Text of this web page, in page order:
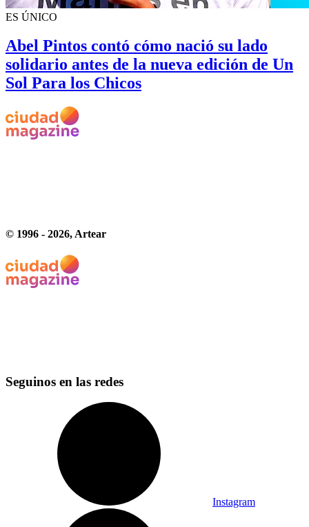
ES ÚNICO
Abel Pintos contó cómo nació su lado
solidario antes de la nueva edición de Un
Sol Para los Chicos
© 1996 - 2026, Artear
Seguinos en las redes
Instagram